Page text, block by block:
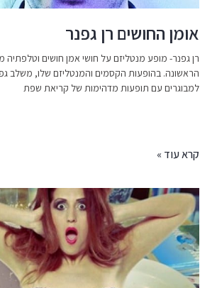
אומן החושים רן גפנר
רן גפנר- מופע מנטליזם על חושי אמן חושים וטלפתיה
הראשונה. בהופעות הקסמים והמנטליזם שלו, משלב
למבוגרים עם תופעות מדהימות של קריאת שפת
קרא עוד »